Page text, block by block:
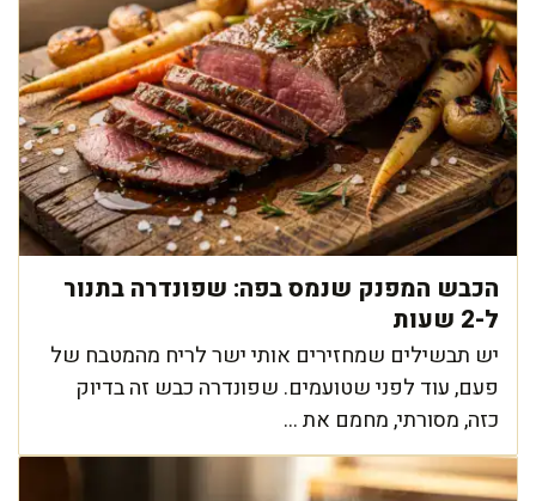
הכבש המפנק שנמס בפה: שפונדרה בתנור
ל-2 שעות
יש תבשילים שמחזירים אותי ישר לריח מהמטבח של
פעם, עוד לפני שטועמים. שפונדרה כבש זה בדיוק
כזה, מסורתי, מחמם את ...